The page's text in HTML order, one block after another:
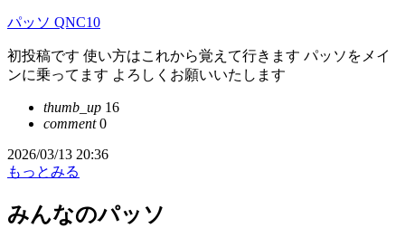
パッソ QNC10
初投稿です 使い方はこれから覚えて行きます パッソをメイ
ンに乗ってます よろしくお願いいたします
thumb_up 16
comment0
2026/03/13 20:36
もっとみる
みんなのパッソ